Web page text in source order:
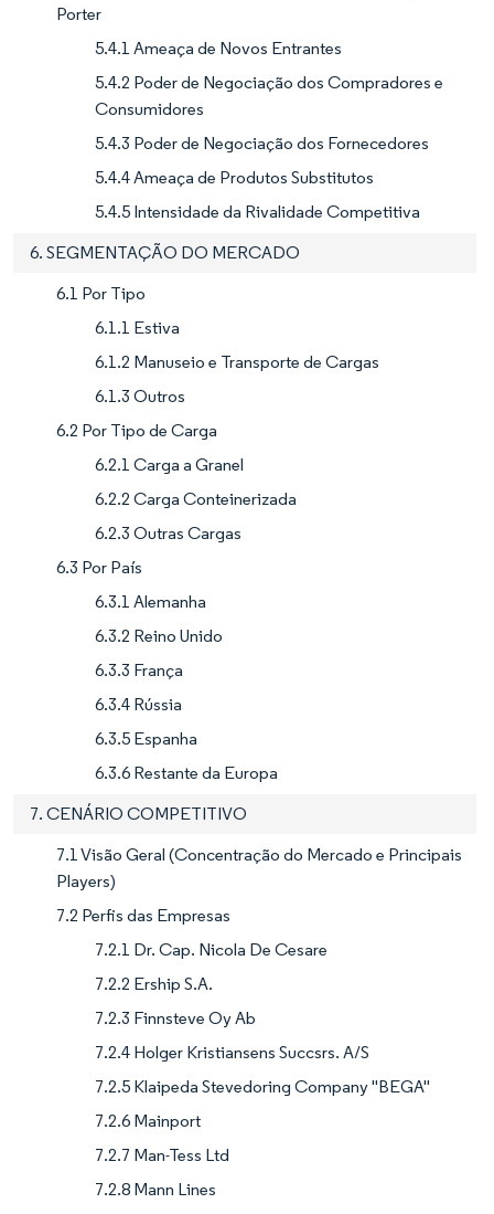
Porter
5.4.1 Ameaça de Novos Entrantes
5.4.2 Poder de Negociação dos Compradores e
Consumidores
5.4.3 Poder de Negociação dos Fornecedores
5.4.4 Ameaça de Produtos Substitutos
5.4.5 Intensidade da Rivalidade Competitiva
6. SEGMENTAÇÃO DO MERCADO
6.1 Por Tipo
6.1.1 Estiva
6.1.2 Manuseio e Transporte de Cargas
6.1.3 Outros
6.2 Por Tipo de Carga
6.2.1 Carga a Granel
6.2.2 Carga Conteinerizada
6.2.3 Outras Cargas
6.3 Por País
6.3.1 Alemanha
6.3.2 Reino Unido
6.3.3 França
6.3.4 Rússia
6.3.5 Espanha
6.3.6 Restante da Europa
7. CENÁRIO COMPETITIVO
7.1 Visão Geral (Concentração do Mercado e Principais
Players)
7.2 Perfis das Empresas
7.2.1 Dr. Cap. Nicola De Cesare
7.2.2 Ership S.A.
7.2.3 Finnsteve Oy Ab
7.2.4 Holger Kristiansens Succsrs. A/S
7.2.5 Klaipeda Stevedoring Company "BEGA"
7.2.6 Mainport
7.2.7 Man-Tess Ltd
7.2.8 Mann Lines